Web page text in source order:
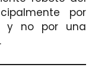
por
y no por una